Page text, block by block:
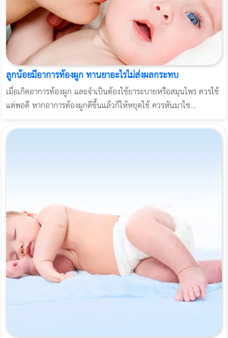
ลูกน้อยมีอาการท้องผูก ทานยาอะไรไม่ส่งผลกระทบ
เมื่อเกิดอาการท้องผูก และจำเป็นต้องใช้ยาระบายหรือสมุนไพร ควรใช้
แต่พอดี หากอาการท้องผูกดีขึ้นแล้วก็ให้หยุดใช้ ควรหันมาใช...